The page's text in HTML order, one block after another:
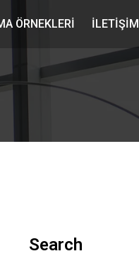
ÖRNEKLERI İLETIŞIM
Search